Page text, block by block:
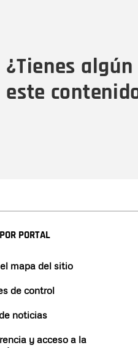
¿Tienes
este
PORTAL
mapa del sitio
de control
noticias
y acceso a la